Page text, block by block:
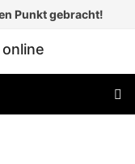
Punkt gebracht!